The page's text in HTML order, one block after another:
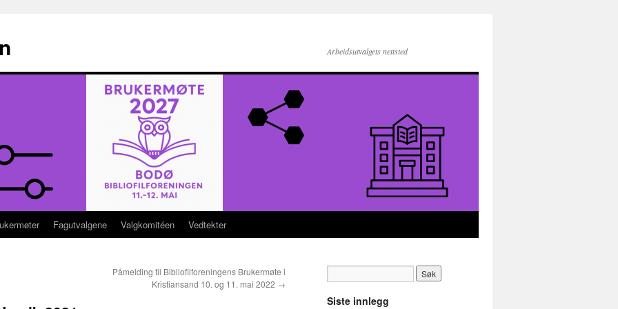
Arbeidsutvalgets nettsted
Fagutvalgene Valgkomitéen Vedtekter
Påmelding til Bibliofilforeningens Brukermøte i
Kristiansand 10. og 11. mai 2022 →
Siste innlegg